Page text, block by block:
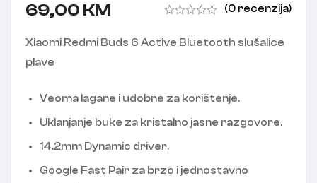
69,00 KM (0 recenzija)
Xiaomi Redmi Buds 6 Active Bluetooth slušalice
plave
Veoma lagane i udobne za korištenje.
Uklanjanje buke za kristalno jasne razgovore.
14.2mm Dynamic driver.
Google Fast Pair za brzo i jednostavno